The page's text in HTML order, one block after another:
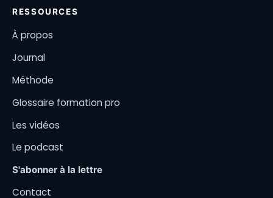
RESSOURCES
À propos
Journal
Méthode
Glossaire formation pro
Les vidéos
Le podcast
S'abonner à la lettre
Contact